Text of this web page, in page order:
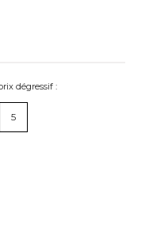
dégressif :
5